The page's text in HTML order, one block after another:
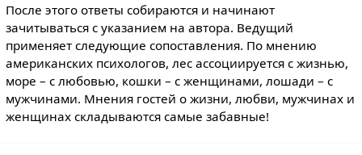
После этого ответы собираются и начинают
зачитываться с указанием на автора. Ведущий
применяет следующие сопоставления. По мнению
американских психологов, лес ассоциируется с жизнью,
море – с любовью, кошки – с женщинами, лошади – с
мужчинами. Мнения гостей о жизни, любви, мужчинах и
женщинах складываются самые забавные!